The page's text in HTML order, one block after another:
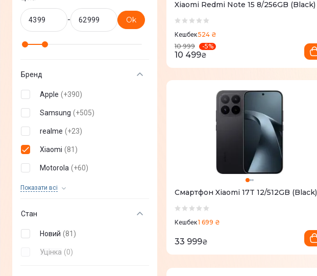
- Ok
Бренд
Apple (+390)
Samsung (+505)
realme (+23)
Xiaomi (81 )
Motorola (+60)
Показати всi
OPPO (+
Стан
Новий (81 )
Уцінка (0)
Xiaomi Redmi Note 15 8/256GB (Black)
Кешбек524 ₴
10 999
-5%
10 499₴
Смартфон Xiaomi 17T 12/512GB (Black)
Кешбек1 699 ₴
33 999₴